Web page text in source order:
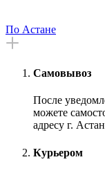
По Астане
Самовывоз
После
можете
адресу г.
Курьером